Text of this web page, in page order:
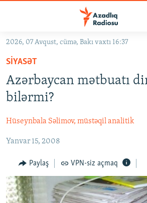
Əsas
qayıt
Əsas
naviqasiyaya
qayıt
GÜNDƏM
#İZAHLA
KORRUPSIOMETR
FƏRQƏ BAX
QANUNI DOĞRU
ARAŞDIRMA
MULTIMEDIA
VIDEO
RADIO ARXIV
2026, 07 Avqust, cümə, Bakı vaxtı 16:37
SIYASƏT
Azərbaycan mətbuatı
bilərmi?
Hüseynbala Səlimov, müstəqil analitik
Yanvar 15, 2008
Paylaş VPN-siz açmaq